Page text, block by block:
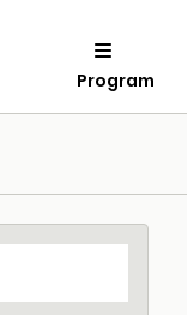
Program